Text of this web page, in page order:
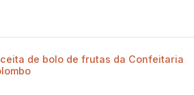
de bolo de frutas da Confeitaria